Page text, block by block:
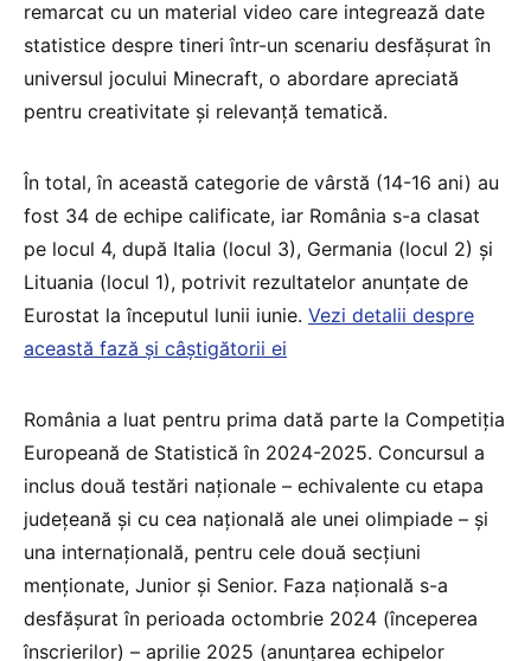
remarcat cu un material video care integrează date
statistice despre tineri într-un scenariu desfășurat în
universul jocului Minecraft, o abordare apreciată
pentru creativitate și relevanță tematică.
În total, în această categorie de vârstă (14-16 ani) au
fost 34 de echipe calificate, iar România s-a clasat
pe locul 4, după Italia (locul 3), Germania (locul 2) și
Lituania (locul 1), potrivit rezultatelor anunțate de
Eurostat la începutul lunii iunie. Vezi detalii despre
această fază și câștigătorii ei
România a luat pentru prima dată parte la Competiția
Europeană de Statistică în 2024-2025. Concursul a
inclus două testări naționale – echivalente cu etapa
județeană și cu cea națională ale unei olimpiade – și
una internațională, pentru cele două secțiuni
menționate, Junior și Senior. Faza națională s-a
desfășurat în perioada octombrie 2024 (începerea
înscrierilor) – aprilie 2025 (anunțarea echipelor